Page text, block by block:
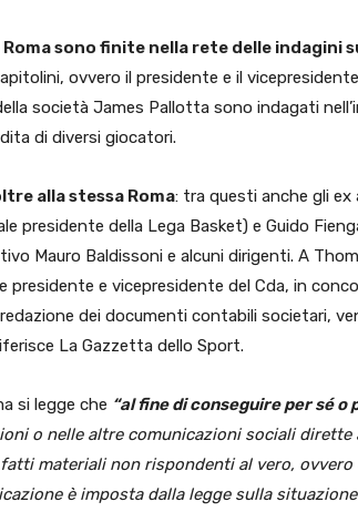
sono finite nella rete delle indagini
ovvero il presidente e il
società James Pallotta sono indagati
di diversi giocatori.
alla stessa Roma: tra questi anche gli
presidente della Lega Basket) e Guido
Mauro Baldissoni e alcuni dirigenti. A
presidente e vicepresidente del Cda, in
dei documenti contabili societari,
La Gazzetta dello Sport.
si legge che “al fine di conseguire per sé
o nelle altre comunicazioni sociali dirette
materiali non rispondenti al vero,
è imposta dalla legge sulla